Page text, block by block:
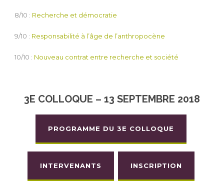
8/10 : Recherche et démocratie
9/10 : Responsabilité à l’âge de l’anthropocène
10/10 : Nouveau contrat entre recherche et société
3E COLLOQUE – 13 SEPTEMBRE 2018
PROGRAMME DU 3E COLLOQUE
INTERVENANTS INSCRIPTION